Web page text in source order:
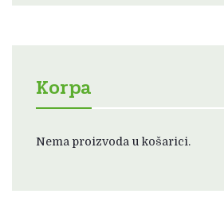
Korpa
Nema proizvoda u košarici.